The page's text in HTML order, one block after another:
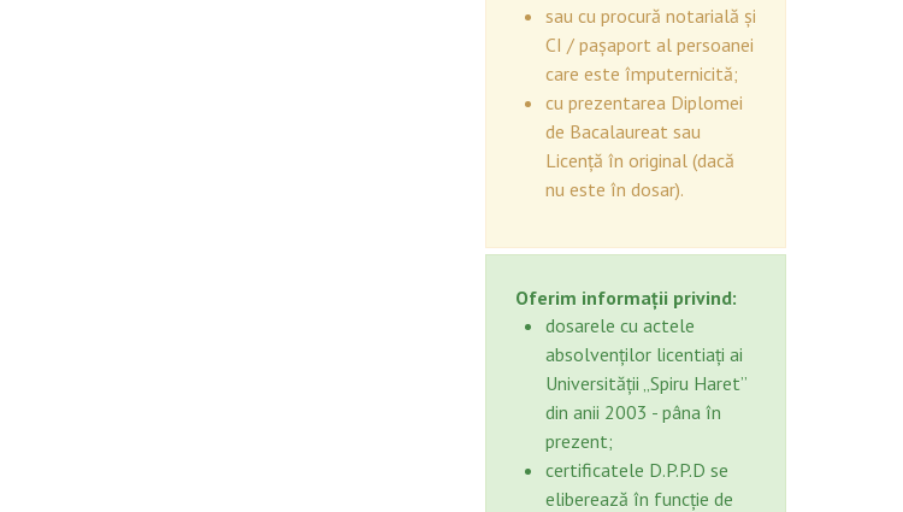
sau cu procură notarială și
CI / pașaport al persoanei
care este împuternicită;
cu prezentarea Diplomei
de Bacalaureat sau
Licență în original (dacă
nu este în dosar).
Oferim informații privind:
dosarele cu actele
absolvenților licentiați ai
Universității „Spiru Haret”
din anii 2003 - pâna în
prezent;
certificatele D.P.P.D se
eliberează în funcție de